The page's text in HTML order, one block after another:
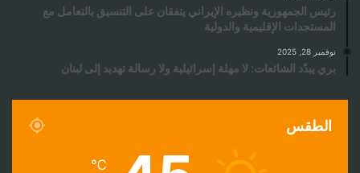
رئيس الجمهورية ونظيره الإيراني يتفقان على التنسيق بالتعامل مع
المستجدات الإقليمية والدولية
نوفمبر 28, 2025
بري يبدّد الشائعات: لا مهلة إسرائيلية ولا رسالة تهديد إلى لبنان
الطقس
℃